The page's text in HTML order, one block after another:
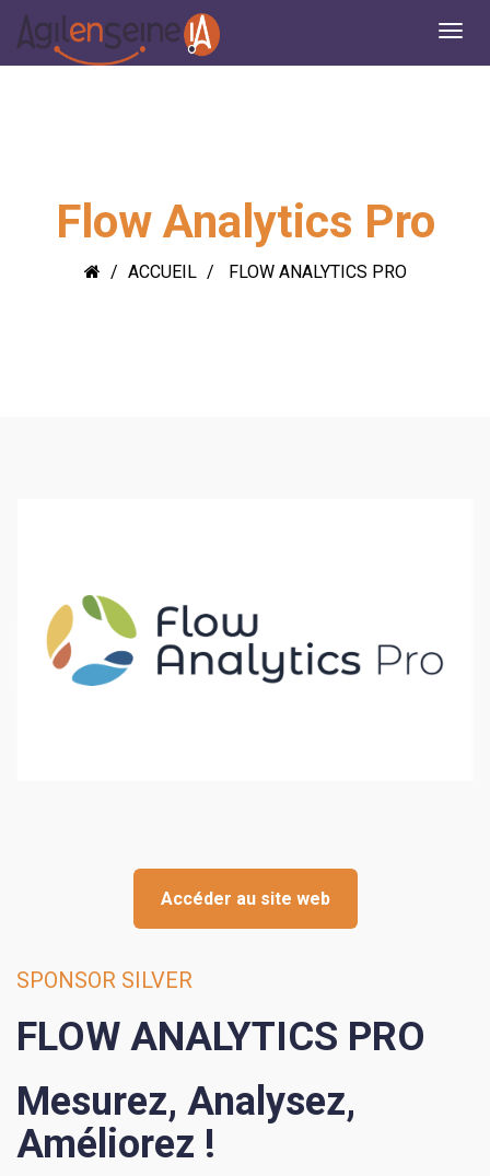
Flow Analytics Pro
ACCUEIL FLOW ANALYTICS PRO
Accéder au site web
SPONSOR SILVER
FLOW ANALYTICS PRO
Mesurez, Analysez,
Améliorez !